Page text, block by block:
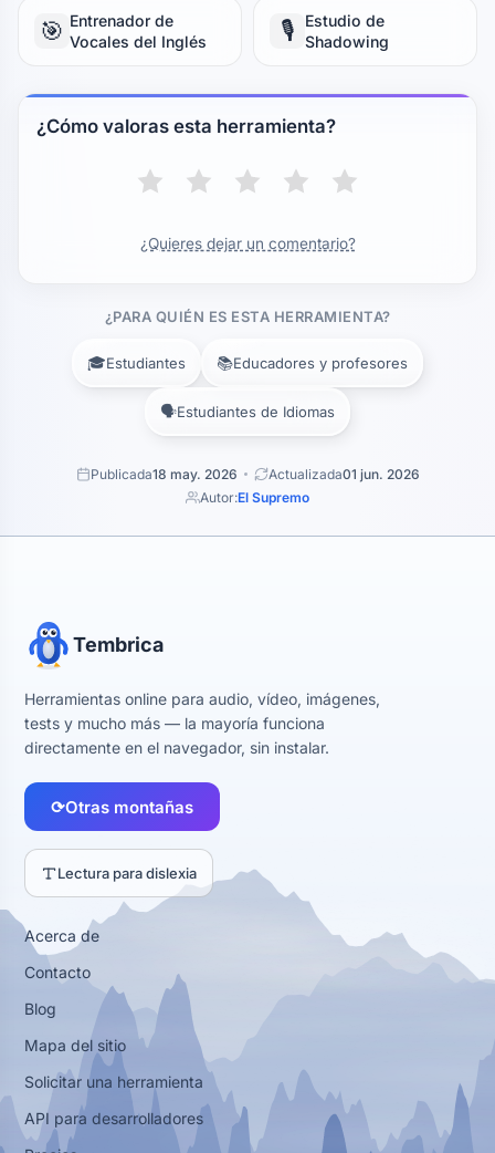
🎯 Entrenador de
Vocales del Inglés
🎙️
Estudio de
Shadowing
¿Cómo valoras esta herramienta?
¿Quieres dejar un comentario?
¿PARA QUIÉN ES ESTA HERRAMIENTA?
🎓Estudiantes 📚Educadores y profesores
🗣️Estudiantes de Idiomas
Publicada18 may. 2026 Actualizada01 jun. 2026
Autor:El Supremo
Tembrica
Herramientas online para audio, vídeo, imágenes,
tests y mucho más — la mayoría funciona
directamente en el navegador, sin instalar.
⟳Otras montañas
Lectura para dislexia
Acerca de
Contacto
Blog
Mapa del sitio
Solicitar una herramienta
API para desarrolladores